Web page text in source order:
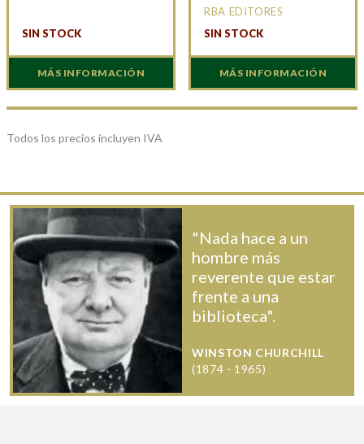
SIN STOCK
MÁS INFORMACIÓN
RBA EDITORES
SIN STOCK
MÁS INFORMACIÓN
Todos los precios incluyen IVA
"Nada hace a un
hombre más
reverente que estar
frente a una
biblioteca".
WINSTON CHURCHILL
(1874 - 1965)